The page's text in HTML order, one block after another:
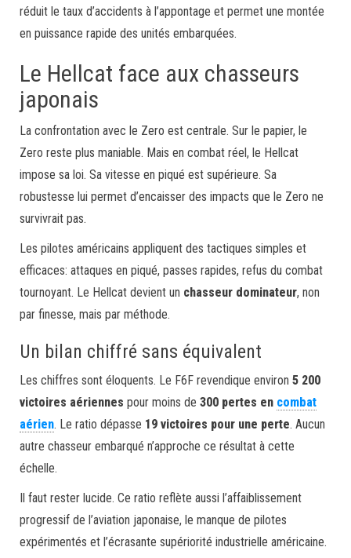
réduit le taux d’accidents à l’appontage et permet une montée
en puissance rapide des unités embarquées.
Le Hellcat face aux chasseurs
japonais
La confrontation avec le Zero est centrale. Sur le papier, le
Zero reste plus maniable. Mais en combat réel, le Hellcat
impose sa loi. Sa vitesse en piqué est supérieure. Sa
robustesse lui permet d’encaisser des impacts que le Zero ne
survivrait pas.
Les pilotes américains appliquent des tactiques simples et
efficaces: attaques en piqué, passes rapides, refus du combat
tournoyant. Le Hellcat devient un chasseur dominateur, non
par finesse, mais par méthode.
Un bilan chiffré sans équivalent
Les chiffres sont éloquents. Le F6F revendique environ 5 200
victoires aériennes pour moins de 300 pertes en combat
aérien. Le ratio dépasse 19 victoires pour une perte. Aucun
autre chasseur embarqué n’approche ce résultat à cette
échelle.
Il faut rester lucide. Ce ratio reflète aussi l’affaiblissement
progressif de l’aviation japonaise, le manque de pilotes
expérimentés et l’écrasante supériorité industrielle américaine.